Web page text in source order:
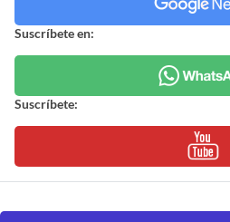
Suscríbete en:
Suscríbete: